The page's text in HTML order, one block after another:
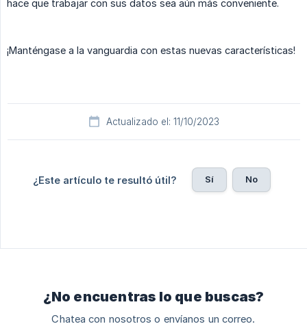
hace que trabajar con sus datos sea aún más conveniente.
¡Manténgase a la vanguardia con estas nuevas características!
Actualizado el: 11/10/2023
¿Este artículo te resultó útil? Sí No
¿No encuentras lo que buscas?
Chatea con nosotros o envíanos un correo.